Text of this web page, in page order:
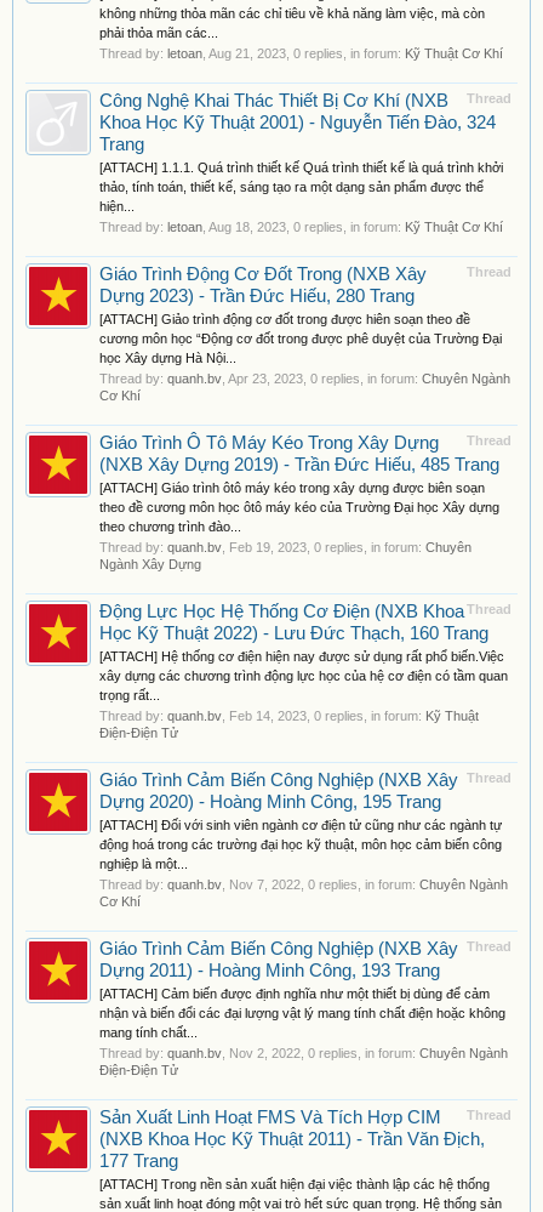
không những thỏa mãn các chỉ tiêu về khả năng làm việc, mà còn
phải thỏa mãn các...
Thread by: letoan Aug 21, 2023 , 0 replies, in forum: Kỹ Thuật Cơ Khí
Thread
Công Nghệ Khai Thác Thiết Bị Cơ Khí (NXB
Khoa Học Kỹ Thuật 2001) - Nguyễn Tiến Đào, 324
Trang
[ATTACH] 1.1.1. Quá trình thiết kế Quá trình thiết kế là quá trình khởi
thảo, tính toán, thiết kế, sáng tạo ra một dạng sản phẩm được thể
hiện...
Thread by: letoan Aug 18, 2023 , 0 replies, in forum: Kỹ Thuật Cơ Khí
Thread
Giáo Trình Động Cơ Đốt Trong (NXB Xây
Dựng 2023) - Trần Đức Hiếu, 280 Trang
[ATTACH] Giảo trình động cơ đốt trong được hiên soạn theo đề
cương môn học “Động cơ đốt trong được phê duyệt của Trường Đại
học Xây dựng Hà Nội...
Thread by: quanh.bv Apr 23, 2023 , 0 replies, in forum: Chuyên Ngành
Cơ Khí
Thread
Giáo Trình Ô Tô Máy Kéo Trong Xây Dựng
(NXB Xây Dựng 2019) - Trần Đức Hiếu, 485 Trang
[ATTACH] Giáo trình ôtô máy kéo trong xây dựng được biên soạn
theo đề cương môn học ôtô máy kéo của Trường Đại học Xây dựng
theo chương trình đào...
Thread by: quanh.bv Feb 19, 2023 , 0 replies, in forum: Chuyên
Ngành Xây Dựng
Thread
Động Lực Học Hệ Thống Cơ Điện (NXB Khoa
Học Kỹ Thuật 2022) - Lưu Đức Thạch, 160 Trang
[ATTACH] Hệ thống cơ điện hiện nay được sử dụng rất phổ biến.Việc
xây dựng các chương trình động lực học của hệ cơ điện có tầm quan
trọng rất...
Thread by: quanh.bv Feb 14, 2023 , 0 replies, in forum: Kỹ Thuật
Điện-Điện Tử
Thread
Giáo Trình Cảm Biến Công Nghiệp (NXB Xây
Dựng 2020) - Hoàng Minh Công, 195 Trang
[ATTACH] Đối với sinh viên ngành cơ điện tử cũng như các ngành tự
động hoá trong các trường đại học kỹ thuật, môn học cảm biến công
nghiệp là một...
Thread by: quanh.bv Nov 7, 2022 , 0 replies, in forum: Chuyên Ngành
Cơ Khí
Thread
Giáo Trình Cảm Biến Công Nghiệp (NXB Xây
Dựng 2011) - Hoàng Minh Công, 193 Trang
[ATTACH] Cảm biến được định nghĩa như một thiết bị dùng để cảm
nhận và biến đổi các đại lượng vật lý mang tính chất điện hoặc không
mang tính chất...
Thread by: quanh.bv Nov 2, 2022 , 0 replies, in forum: Chuyên Ngành
Điện-Điện Tử
Thread
Sản Xuất Linh Hoạt FMS Và Tích Hợp CIM
(NXB Khoa Học Kỹ Thuật 2011) - Trần Văn Địch,
177 Trang
[ATTACH] Trong nền sản xuất hiện đại việc thành lập các hệ thống
sản xuất linh hoạt đóng một vai trò hết sức quan trọng. Hệ thống sản